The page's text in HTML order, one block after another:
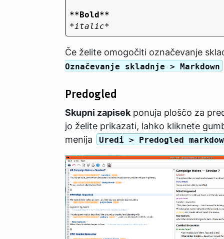
**Bold**
*italic*
Če želite omogočiti označevanje
Označevanje skladnje > Markdown
Predogled
Skupni zapisek ponuja ploščo za
jo želite prikazati, lahko kliknete
menija
Uredi > Predogled